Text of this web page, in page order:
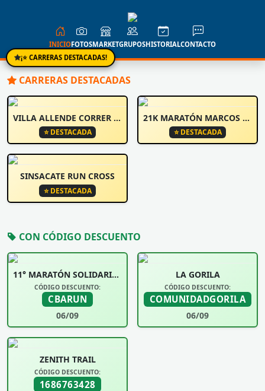
¡⭐ CARRERAS DESTACADAS!
INICIOFOTOSMARKETGRUPOSHISTORIALCONTACTO
CARRERAS DESTACADAS
VILLA ALLENDE CORRER Y CAMINA
⭐ DESTACADA
21K MARATÓN MARCOS JUÁREZ
⭐ DESTACADA
SINSACATE RUN CROSS
⭐ DESTACADA
CON CÓDIGO DESCUENTO
11° MARATÓN SOLIDARIA UNIVERSIDAD SIGLO 21
CÓDIGO DESCUENTO:
CBARUN
06/09
LA GORILA
CÓDIGO DESCUENTO:
COMUNIDADGORILA
06/09
ZENITH TRAIL
CÓDIGO DESCUENTO:
1686763428